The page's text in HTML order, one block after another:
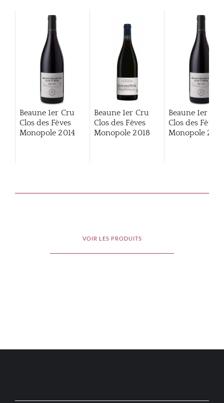
Beaune 1er Cru
Clos des Fèves
Monopole 2014
Beaune 1er Cru
Clos des Fèves
Monopole 2018
Beaune 1er Cru
Clos des Fèves
Monopole 2021
VOIR LES PRODUITS